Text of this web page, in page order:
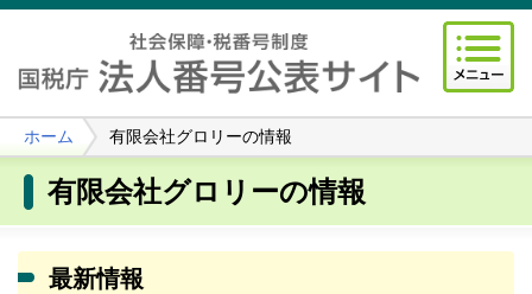
ホーム 有限会社グロリーの情報
有限会社グロリーの情報
最新情報